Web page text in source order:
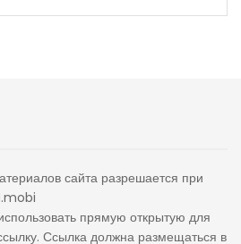
сайта разрешается при
прямую открытую для
Ссылка должна размещаться в